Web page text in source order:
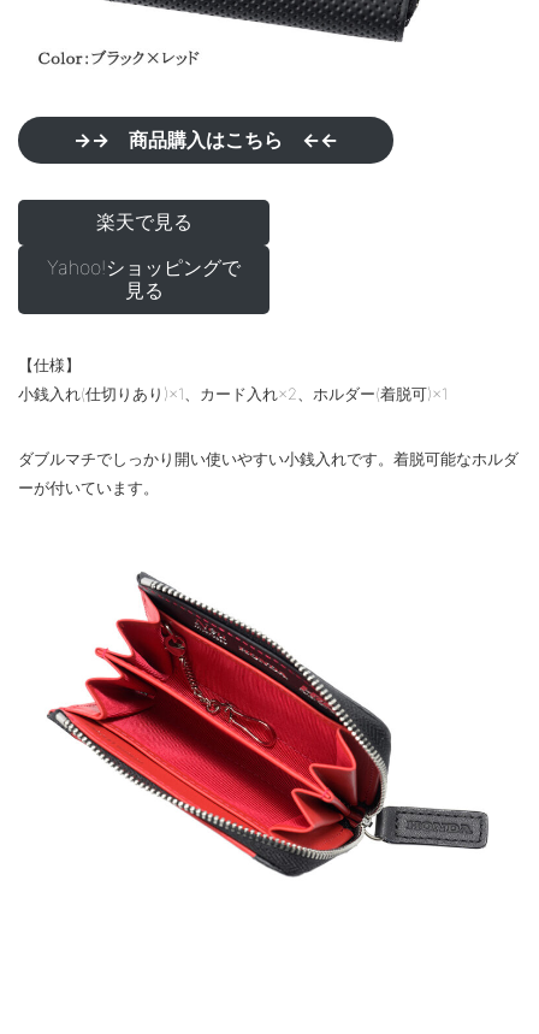
→→ 商品購入はこちら ←←
楽天で見る
Yahoo!ショッピングで
見る
【仕様】
小銭入れ(仕切りあり)×1、カード入れ×2、ホルダー(着脱可)×1
ダブルマチでしっかり開い使いやすい小銭入れです。着脱可能なホルダ
ーが付いています。